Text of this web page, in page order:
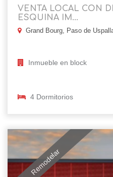
VENTA LOCAL CON
ESQUINA IM...
Grand Bourg, Paso de
Inmueble en block
4 Dormitorios
Remodelar